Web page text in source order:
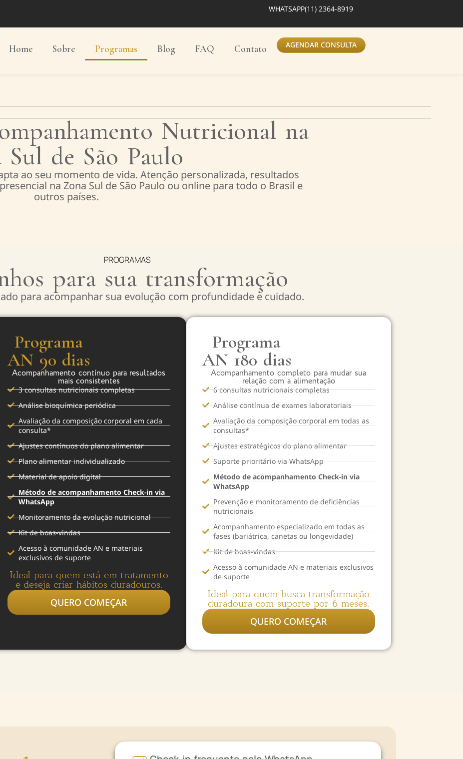
(11) 2364-8919
WHATSAPP
Home Sobre Programas Blog FAQ Contato AGENDAR CONSULTA
Nutricional na
Sul de São Paulo
ao seu momento de vida. Atenção personalizada, resultados
na Zona Sul de São Paulo ou online para todo o Brasil e
outros países.
PROGRAMAS
para sua transformação
para acompanhar sua evolução com profundidade e cuidado.
Programa
AN 90 dias
Acompanhamento contínuo para resultados
mais consistentes
3 consultas nutricionais completas
Análise bioquímica periódica
Avaliação da composição corporal em cada
consulta*
Ajustes contínuos do plano alimentar
Plano alimentar individualizado
Material de apoio digital
Método de acompanhamento Check-in via
WhatsApp
Monitoramento da evolução nutricional
Kit de boas-vindas
Acesso à comunidade AN e materiais
exclusivos de suporte
Ideal para quem está em tratamento
e deseja criar hábitos duradouros.
QUERO COMEÇAR
Programa
AN 180 dias
Acompanhamento completo para mudar sua
relação com a alimentação
6 consultas nutricionais completas
Análise contínua de exames laboratoriais
Avaliação da composição corporal em todas as
consultas*
Ajustes estratégicos do plano alimentar
Suporte prioritário via WhatsApp
Método de acompanhamento Check-in via
WhatsApp
Prevenção e monitoramento de deficiências
nutricionais
Acompanhamento especializado em todas as
fases (bariátrica, canetas ou longevidade)
Kit de boas-vindas
Acesso à comunidade AN e materiais exclusivos
de suporte
Ideal para quem busca transformação
duradoura com suporte por 6 meses.
QUERO COMEÇAR